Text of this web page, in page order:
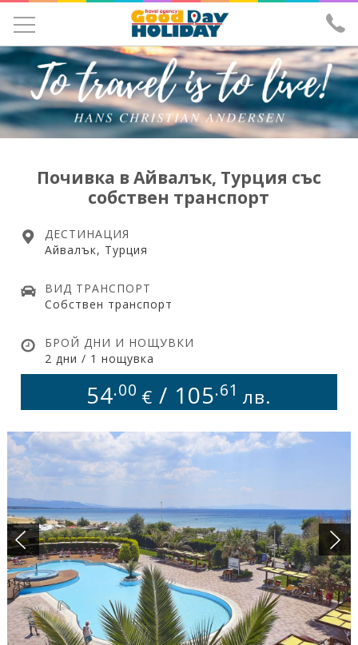
УЧЕНИЧЕСКИ ЕКСКУРЗИИ
ЕКСКУРЗИИ
ПОЧИВКИ
САМОЛЕТНИ БИЛЕТИ
ИЗПРАТИ ЗАПИТВАНЕ
ЛИЦЕНЗ И ЗАСТРАХОВКА
ПОДАРЪЧЕН ВАУЧЕР
БАНКОВИ СМЕТКИ
ИСКАМ ДА НАУЧА ПОВЕЧЕ ....
КОНТАКТИ
Почивка в Айвалък, Турция със
собствен транспорт
ДЕСТИНАЦИЯ
Айвалък, Турция
ВИД ТРАНСПОРТ
Собствен транспорт
БРОЙ ДНИ И НОЩУВКИ
2 дни / 1 нощувка
54.00 € / 105.61 лв.